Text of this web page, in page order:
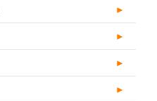
►
►
►
►